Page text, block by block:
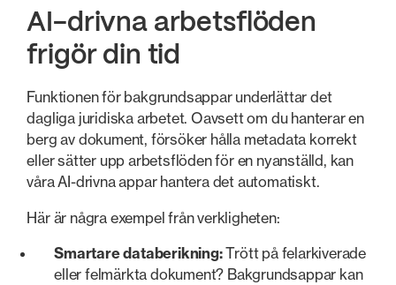
AI-drivna arbetsflöden
frigör din tid
Funktionen för bakgrundsappar underlättar det
dagliga juridiska arbetet. Oavsett om du hanterar en
berg av dokument, försöker hålla metadata korrekt
eller sätter upp arbetsflöden för en nyanställd, kan
våra AI-drivna appar hantera det automatiskt.
Här är några exempel från verkligheten:
Smartare databerikning:Trött på felarkiverade
eller felmärkta dokument? Bakgrundsappar kan